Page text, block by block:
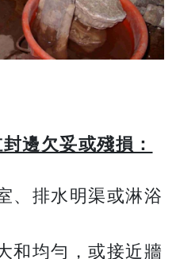
邊欠妥或殘損：
、排水明渠或淋浴
和均勻，或接近牆